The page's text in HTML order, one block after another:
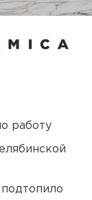
работу